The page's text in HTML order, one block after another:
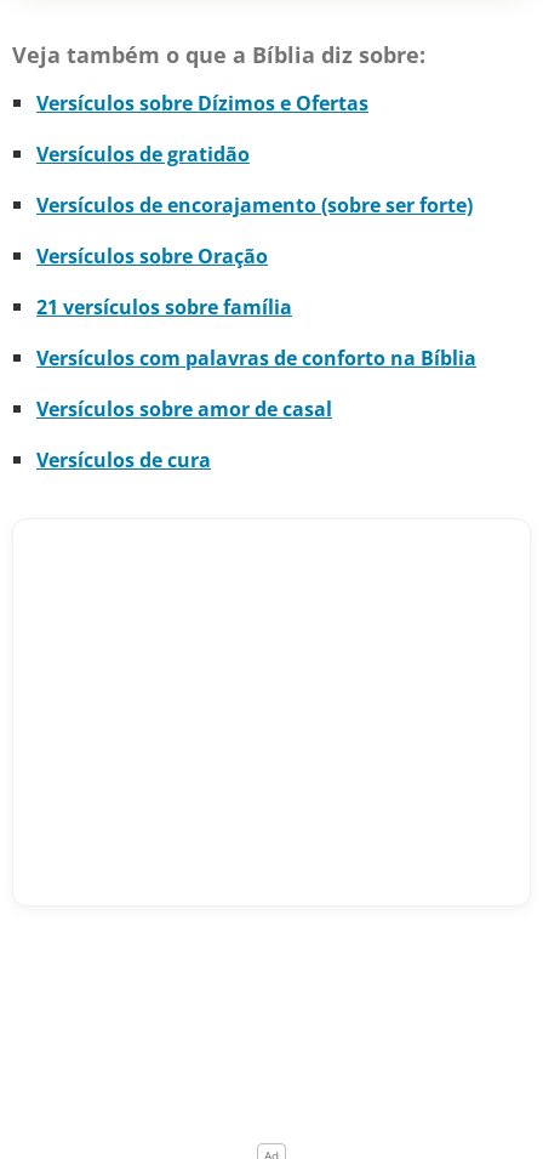
Veja também o que a Bíblia diz sobre:
Versículos sobre Dízimos e Ofertas
Versículos de gratidão
Versículos de encorajamento (sobre ser forte)
Versículos sobre Oração
21 versículos sobre família
Versículos com palavras de conforto na Bíblia
Versículos sobre amor de casal
Versículos de cura